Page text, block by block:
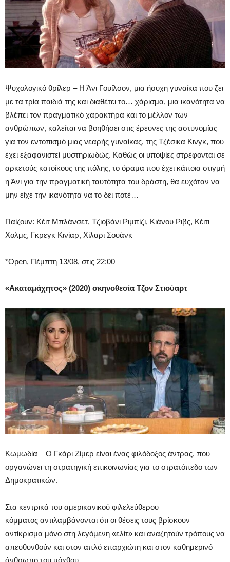
Ψυχολογικό θρίλερ – Η Άνι Γουίλσον, μια ήσυχη γυναίκα που ζει
με τα τρία παιδιά της και διαθέτει το… χάρισμα, μια ικανότητα να
βλέπει τον πραγματικό χαρακτήρα και το μέλλον των
ανθρώπων, καλείται να βοηθήσει στις έρευνες της αστυνομίας
για τον εντοπισμό μιας νεαρής γυναίκας, της Τζέσικα Κινγκ, που
έχει εξαφανιστεί μυστηριωδώς. Καθώς οι υποψίες στρέφονται σε
αρκετούς κατοίκους της πόλης, το όραμα που έχει κάποια στιγμή
η Άνι για την πραγματική ταυτότητα του δράστη, θα ευχόταν να
μην είχε την ικανότητα να το δει ποτέ…
Παίζουν: Κέιτ Μπλάνσετ, Τζιοβάνι Ριμπίζι, Κιάνου Ριβς, Κέιτι
Χολμς, Γκρεγκ Κινίαρ, Χίλαρι Σουάνκ
*Open, Πέμπτη 13/08, στις 22:00
«Ακαταμάχητος» (2020) σκηνοθεσία Τζον Στιούαρτ
Κωμωδία – Ο Γκάρι Ζίμερ είναι ένας φιλόδοξος άντρας, που
οργανώνει τη στρατηγική επικοινωνίας για το στρατόπεδο των
Δημοκρατικών.
Στα κεντρικά του αμερικανικού φιλελεύθερου
κόμματος αντιλαμβάνονται ότι οι θέσεις τους βρίσκουν
αντίκρισμα μόνο στη λεγόμενη «ελίτ» και αναζητούν τρόπους να
απευθυνθούν και στον απλό επαρχιώτη και στον καθημερινό